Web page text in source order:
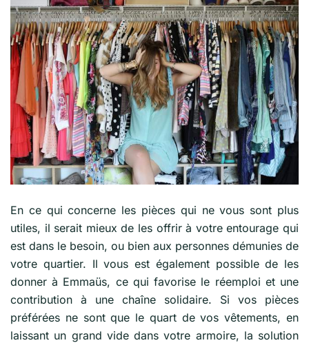
En ce qui concerne les pièces qui ne vous sont plus
utiles, il serait mieux de les offrir à votre entourage qui
est dans le besoin, ou bien aux personnes démunies de
votre quartier. Il vous est également possible de les
donner à Emmaüs, ce qui favorise le réemploi et une
contribution à une chaîne solidaire. Si vos pièces
préférées ne sont que le quart de vos vêtements, en
laissant un grand vide dans votre armoire, la solution